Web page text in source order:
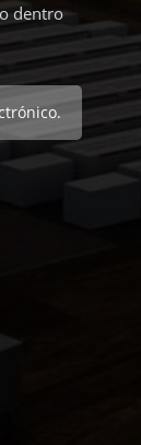
dentro